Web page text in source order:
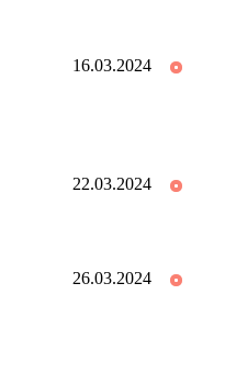
16.03.2024
22.03.2024
26.03.2024